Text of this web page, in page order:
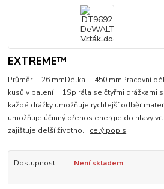
EXTREME™
Průměr 26 mmDélka 450 mmPracovní
kusů v balení 1Spirála se čtyřmi drážkami
každé drážky umožňuje rychlejší odběr
umožňuje účinný přenos energie do hlavy
zajišťuje delší životno... celý popis
Dostupnost Není skladem